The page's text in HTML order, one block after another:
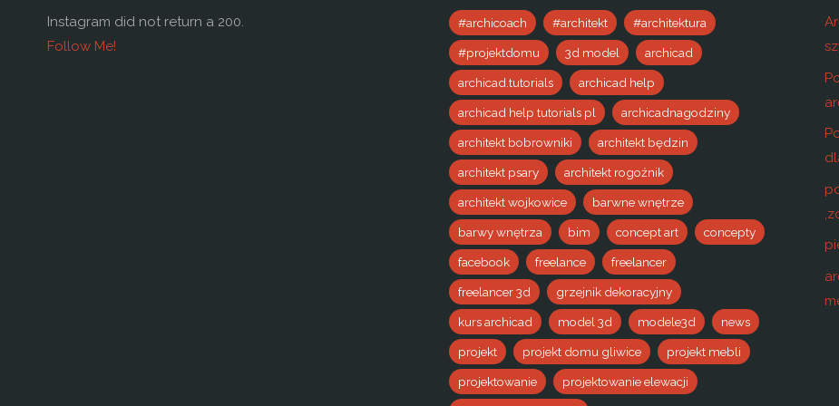
Instagram did not return a 200.
Follow Me!
#archicoach #architekt #architektura
#projektdomu 3d model archicad
archicad.tutorials archicad help
archicad help tutorials pl archicadnagodziny
architekt bobrowniki architekt będzin
architekt psary architekt rogoźnik
architekt wojkowice barwne wnętrze
barwy wnętrza bim concept art concepty
facebook freelance freelancer
freelancer 3d grzejnik dekoracyjny
kurs archicad model 3d modele3d news
projekt projekt domu gliwice projekt mebli
projektowanie projektowanie elewacji